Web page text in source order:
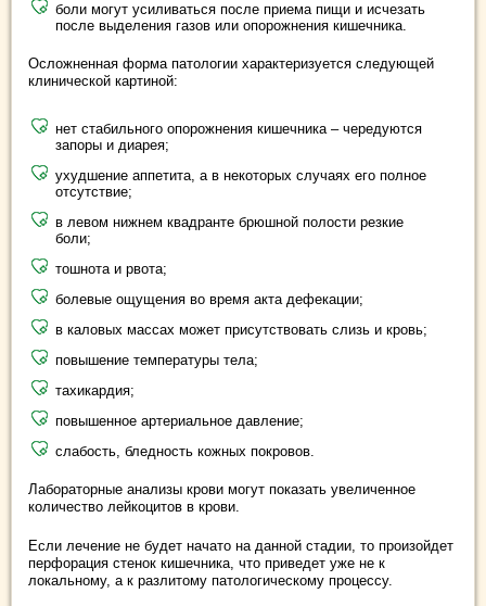
боли могут усиливаться после приема пищи и исчезать
после выделения газов или опорожнения кишечника.
Осложненная форма патологии характеризуется следующей
клинической картиной:
нет стабильного опорожнения кишечника – чередуются
запоры и диарея;
ухудшение аппетита, а в некоторых случаях его полное
отсутствие;
в левом нижнем квадранте брюшной полости резкие
боли;
тошнота и рвота;
болевые ощущения во время акта дефекации;
в каловых массах может присутствовать слизь и кровь;
повышение температуры тела;
тахикардия;
повышенное артериальное давление;
слабость, бледность кожных покровов.
Лабораторные анализы крови могут показать увеличенное
количество лейкоцитов в крови.
Если лечение не будет начато на данной стадии, то произойдет
перфорация стенок кишечника, что приведет уже не к
локальному, а к разлитому патологическому процессу.